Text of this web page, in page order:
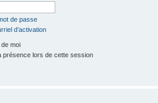
de passe
d’activation
moi
présence lors de cette session